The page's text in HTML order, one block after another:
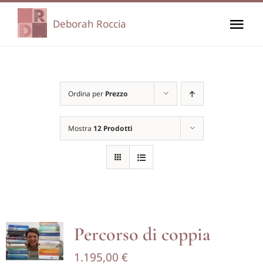
Salta
Deborah Roccia
I miei percorsi
Carrello
Ordina per Prezzo
Mostra 12 Prodotti
Percorso di coppia
1.195,00 €